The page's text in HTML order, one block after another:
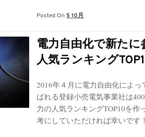
Posted On 5 10月
電力自由化で新たに
人気ランキング
2016年４月に電力自由化によ
ばれる登録小売電気事業社は
力の人気ランキングTOP10を
考にしていただければ幸いです！